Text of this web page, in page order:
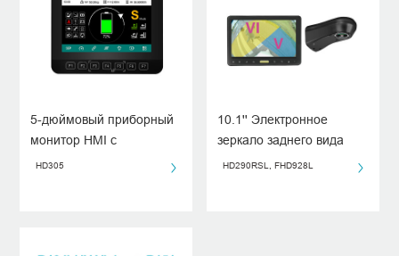
5-дюймовый приборный
монитор HMI с
интеграцией CAN
HD305
10.1'' Электронное
зеркало заднего вида
для грузовых
HD290RSL, FHD928L